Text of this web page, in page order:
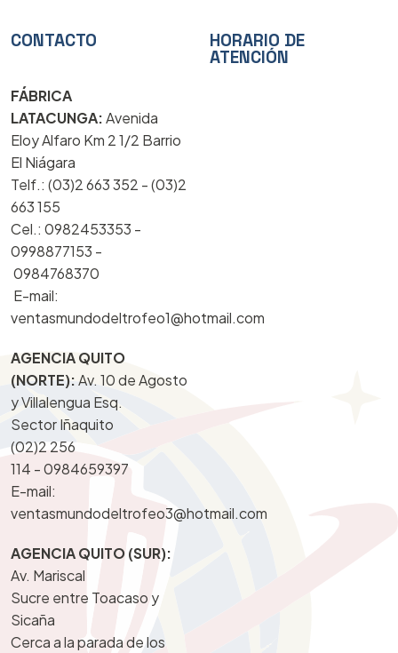
CONTACTO
FÁBRICA
LATACUNGA:Avenida
Eloy Alfaro Km 2 1/2 Barrio
El Niágara
Telf.: (03)2 663 352 - (03)2
663 155
Cel.: 0982453353 -
0998877153 -
0984768370
E-mail:
ventasmundodeltrofeo1@hotmail.com
AGENCIA QUITO
(NORTE):Av. 10 de Agosto
y Villalengua Esq.
Sector Iñaquito
(02)2 256
114 -0984659397
E-mail:
ventasmundodeltrofeo3@hotmail.com
AGENCIA QUITO (SUR):
Av. Mariscal
Sucre entre Toacaso y
Sicaña
Cerca a la parada de los
HORARIO DE
ATENCIÓN